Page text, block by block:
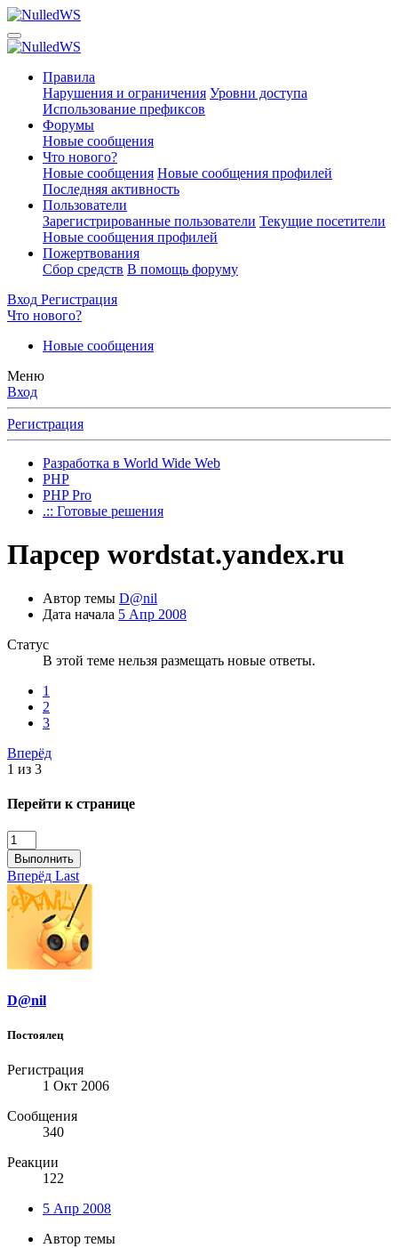
Правила
Нарушения и ограничения Уровни доступа
Использование префиксов
Форумы
Новые сообщения
Что нового?
Новые сообщения Новые сообщения профилей
Последняя активность
Пользователи
Зарегистрированные пользователи Текущие посетители
Новые сообщения профилей
Пожертвования
Сбор средств В помощь форуму
Вход Регистрация
Что нового?
Новые сообщения
Меню
Вход
Регистрация
Разработка в World Wide Web
PHP
PHP Pro
.:: Готовые решения
Парсер wordstat.yandex.ru
Автор темы D@nil
Дата начала 5 Апр 2008
Статус
В этой теме нельзя размещать новые ответы.
1
2
3
Вперёд
1 из 3
Перейти к странице
Выполнить
Вперёд Last
D@nil
Постоялец
Регистрация
1 Окт 2006
Сообщения
340
Реакции
122
5 Апр 2008
Автор темы